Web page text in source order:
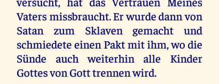
Vaters missbraucht. Er wurde dann von
Satan zum Sklaven gemacht und
schmiedete einen Pakt mit ihm, wo die
Sünde auch weiterhin alle Kinder
Gottes von Gott trennen wird.